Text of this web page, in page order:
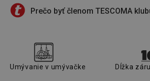
Prečo byť členom TESCOMA
Umývanie v umývačke Dĺžka